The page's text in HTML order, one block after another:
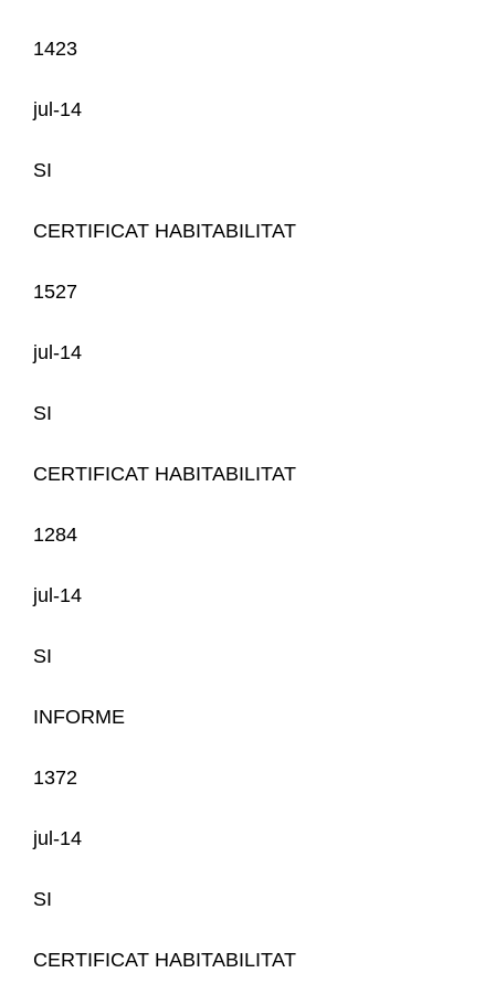
1423
jul-14
SI
CERTIFICAT HABITABILITAT
1527
jul-14
SI
CERTIFICAT HABITABILITAT
1284
jul-14
SI
INFORME
1372
jul-14
SI
CERTIFICAT HABITABILITAT